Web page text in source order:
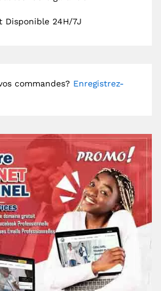
Disponible 24H/7J
commandes? Enregistrez-